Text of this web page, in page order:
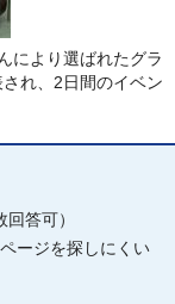
により選ばれたグラ
れ、2日間のイベン
答可）
ページを探しにくい